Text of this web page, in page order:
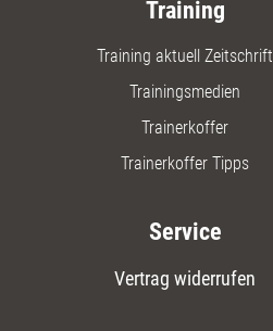
Training
Training aktuell Zeitschrift
Trainingsmedien
Trainerkoffer
Trainerkoffer Tipps
Service
Vertrag widerrufen